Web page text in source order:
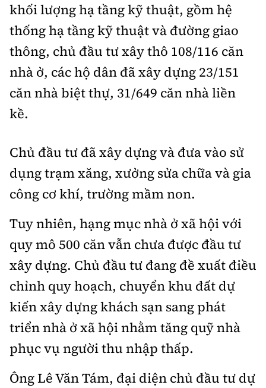
khối lượng hạ tầng kỹ thuật, gồm hệ
thống hạ tầng kỹ thuật và đường giao
thông, chủ đầu tư xây thô 108/116 căn
nhà ở, các hộ dân đã xây dựng 23/151
căn nhà biệt thự, 31/649 căn nhà liền
kề.
Chủ đầu tư đã xây dựng và đưa vào sử
dụng trạm xăng, xưởng sửa chữa và gia
công cơ khí, trường mầm non.
Tuy nhiên, hạng mục nhà ở xã hội với
quy mô 500 căn vẫn chưa được đầu tư
xây dựng. Chủ đầu tư đang đề xuất điều
chỉnh quy hoạch, chuyển khu đất dự
kiến xây dựng khách sạn sang phát
triển nhà ở xã hội nhằm tăng quỹ nhà
phục vụ người thu nhập thấp.
Ông Lê Văn Tám, đại diện chủ đầu tư dự